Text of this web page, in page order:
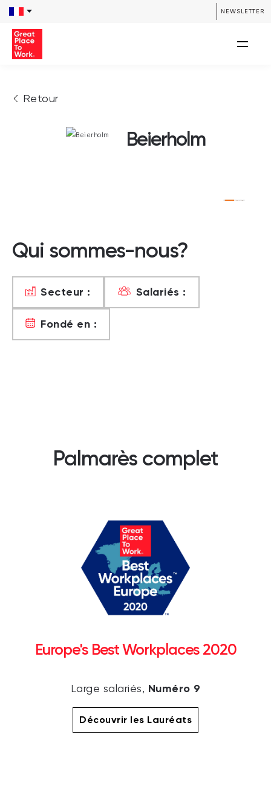
NEWSLETTER
Retour
Beierholm
Qui sommes-nous?
Secteur : Salariés :
Fondé en :
Palmarès complet
Europe's Best Workplaces 2020
Large salariés, Numéro 9
Découvrir les Lauréats